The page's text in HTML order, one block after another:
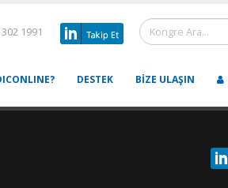
1991
DESTEK BIZE ULAŞIN